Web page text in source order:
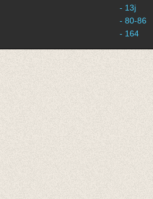
- 13j
- 80-86
- 164